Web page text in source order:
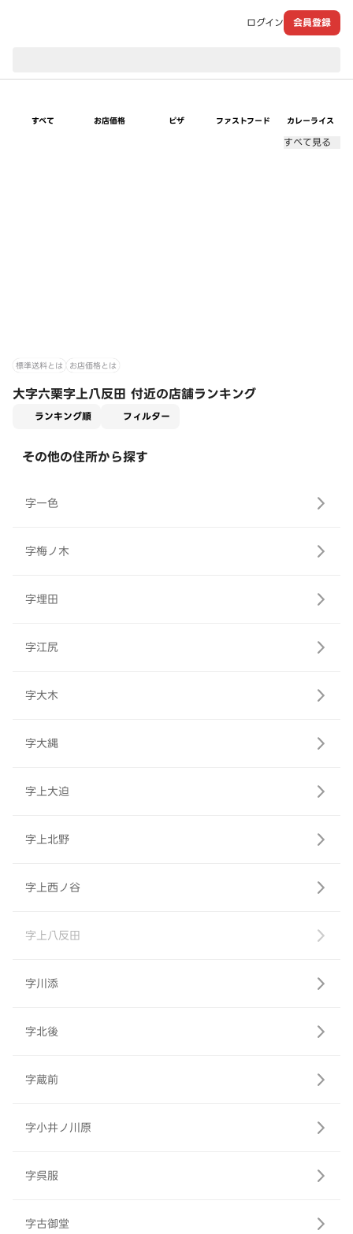
ログイン 会員登録
すべて お店価格 ピザ ファストフード カレーライス
すべて見る
標準送料とは お店価格とは
大字六栗字上八反田 付近の店舗ランキング
ランキング順 フィルター
その他の住所から探す
字一色
字梅ノ木
字埋田
字江尻
字大木
字大縄
字上大迫
字上北野
字上西ノ谷
字上八反田
字川添
字北後
字蔵前
字小井ノ川原
字呉服
字古御堂